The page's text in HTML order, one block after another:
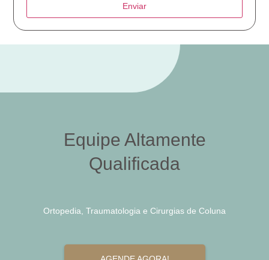
Enviar
Equipe Altamente
Qualificada
Ortopedia, Traumatologia e Cirurgias de Coluna